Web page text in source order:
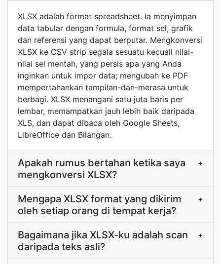
XLSX adalah format spreadsheet. Ia menyimpan
data tabular dengan formula, format sel, grafik
dan referensi yang dapat berputar. Mengkonversi
XLSX ke CSV strip segala sesuatu kecuali nilai-
nilai sel mentah, yang persis apa yang Anda
inginkan untuk impor data; mengubah ke PDF
mempertahankan tampilan-dan-merasa untuk
berbagi. XLSX menangani satu juta baris per
lembar, memampatkan jauh lebih baik daripada
XLS, dan dapat dibaca oleh Google Sheets,
LibreOffice dan Bilangan.
Apakah rumus bertahan ketika saya
mengkonversi XLSX?
+
Mengapa XLSX format yang dikirim
oleh setiap orang di tempat kerja?
+
Bagaimana jika XLSX-ku adalah scan
daripada teks asli?
+